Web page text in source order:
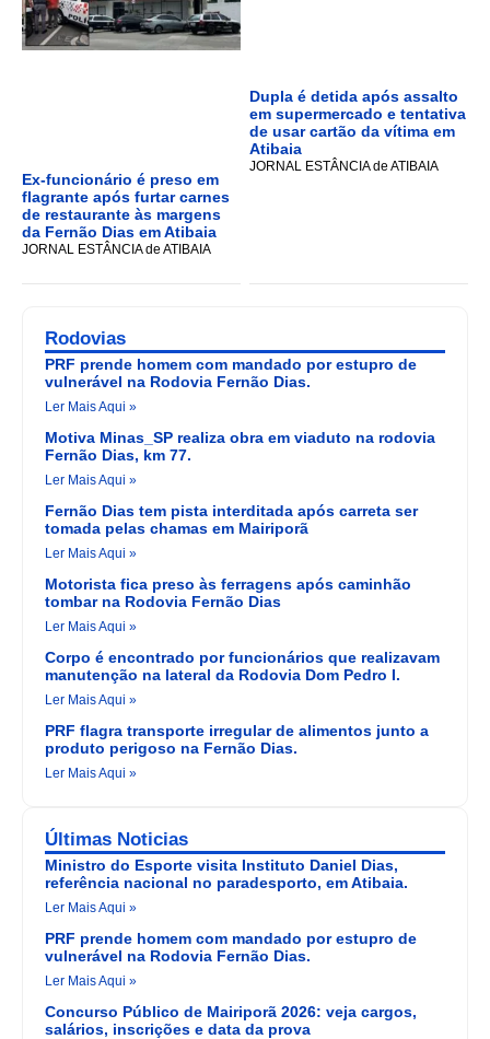
Ex-funcionário é preso em
flagrante após furtar carnes
de restaurante às margens
da Fernão Dias em Atibaia
JORNAL ESTÂNCIA de ATIBAIA
Dupla é detida após assalto
em supermercado e tentativa
de usar cartão da vítima em
Atibaia
JORNAL ESTÂNCIA de ATIBAIA
Rodovias
PRF prende homem com mandado por estupro de
vulnerável na Rodovia Fernão Dias.
Ler Mais Aqui »
Motiva Minas_SP realiza obra em viaduto na rodovia
Fernão Dias, km 77.
Ler Mais Aqui »
Fernão Dias tem pista interditada após carreta ser
tomada pelas chamas em Mairiporã
Ler Mais Aqui »
Motorista fica preso às ferragens após caminhão
tombar na Rodovia Fernão Dias
Ler Mais Aqui »
Corpo é encontrado por funcionários que realizavam
manutenção na lateral da Rodovia Dom Pedro I.
Ler Mais Aqui »
PRF flagra transporte irregular de alimentos junto a
produto perigoso na Fernão Dias.
Ler Mais Aqui »
Últimas Noticias
Ministro do Esporte visita Instituto Daniel Dias,
referência nacional no paradesporto, em Atibaia.
Ler Mais Aqui »
PRF prende homem com mandado por estupro de
vulnerável na Rodovia Fernão Dias.
Ler Mais Aqui »
Concurso Público de Mairiporã 2026: veja cargos,
salários, inscrições e data da prova